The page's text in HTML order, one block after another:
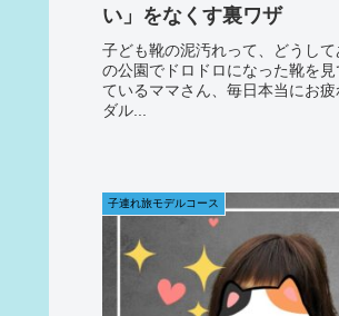
い」をなくす裏ワザ
子ども靴の泥汚れって、どうし
の公園でドロドロになった靴を
ているママさん、毎日本当にお
ダル...
子連れ旅モデルコース